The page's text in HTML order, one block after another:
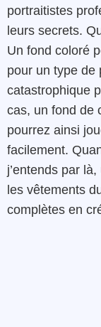
portraitistes
leurs secrets.
Un fond coloré
pour un type de
catastrophique
cas, un fond de
pourrez ainsi
facilement.
j’entends par
les vêtements
complètes en